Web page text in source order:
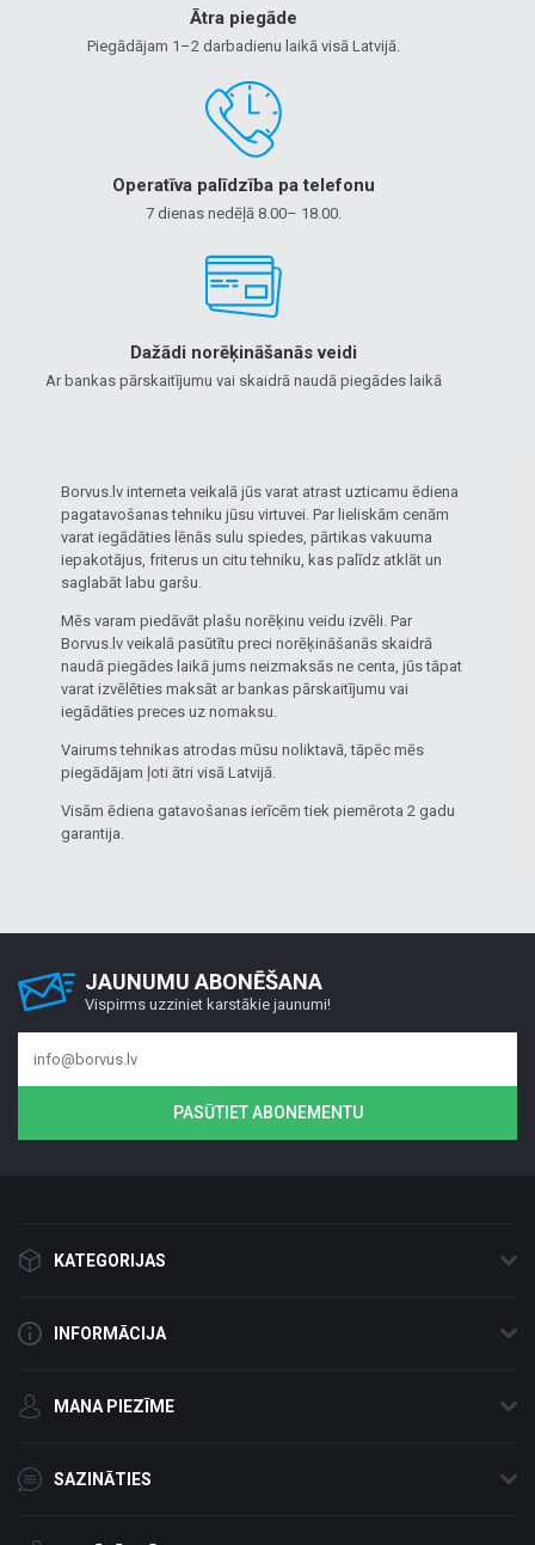
Ātra piegāde
Piegādājam 1–2 darbadienu laikā visā Latvijā.
Operatīva palīdzība pa telefonu
7 dienas nedēļā 8.00– 18.00.
Dažādi norēķināšanās veidi
Ar bankas pārskaitījumu vai skaidrā naudā piegādes laikā
Borvus.lv interneta veikalā jūs varat atrast uzticamu ēdiena
pagatavošanas tehniku jūsu virtuvei. Par lieliskām cenām
varat iegādāties lēnās sulu spiedes, pārtikas vakuuma
iepakotājus, friterus un citu tehniku, kas palīdz atklāt un
saglabāt labu garšu.
Mēs varam piedāvāt plašu norēķinu veidu izvēli. Par
Borvus.lv veikalā pasūtītu preci norēķināšanās skaidrā
naudā piegādes laikā jums neizmaksās ne centa, jūs tāpat
varat izvēlēties maksāt ar bankas pārskaitījumu vai
iegādāties preces uz nomaksu.
Vairums tehnikas atrodas mūsu noliktavā, tāpēc mēs
piegādājam ļoti ātri visā Latvijā.
Visām ēdiena gatavošanas ierīcēm tiek piemērota 2 gadu
garantija.
JAUNUMU ABONĒŠANA
Vispirms uzziniet karstākie jaunumi!
PASŪTIET ABONEMENTU
KATEGORIJAS
INFORMĀCIJA
MANA PIEZĪME
SAZINĀTIES